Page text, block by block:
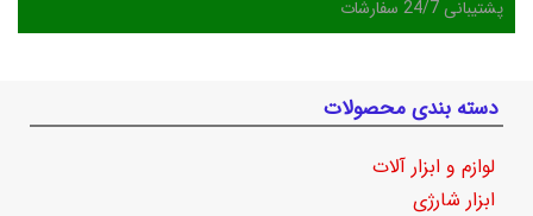
پشتیبانی 24/7 سفارشات
دسته بندی محصولات
لوازم و ابزار آلات
ابزار شارژی